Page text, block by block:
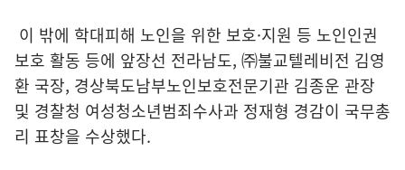
이 밖에 학대피해 노인을 위한 보호·지원 등 노인인권
보호 활동 등에 앞장선 전라남도, ㈜불교텔레비전 김영
환 국장, 경상북도남부노인보호전문기관 김종운 관장
및 경찰청 여성청소년범죄수사과 정재형 경감이 국무총
리 표창을 수상했다.